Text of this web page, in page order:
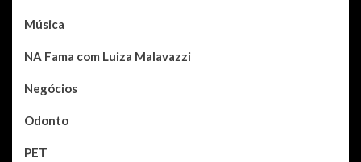
Música
NA Fama com Luiza Malavazzi
Negócios
Odonto
PET